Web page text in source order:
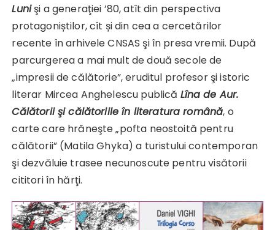
Lunişi a generaţiei ’80, atît din perspectiva
protagoniștilor, cît și din cea a cercetărilor
recente în arhivele CNSAS şi în presa vremii. După
parcurgerea a mai mult de două secole de
„impresii de călătorie”, eruditul profesor şi istoric
literar Mircea Anghelescu publică Lîna de Aur.
Călătorii şi călătoriile în literatura română, o
carte care hrăneşte „pofta neostoită pentru
călătorii” (Matila Ghyka) a turistului contemporan
şi dezvăluie trasee necunoscute pentru visătorii
cititori în hărţi.